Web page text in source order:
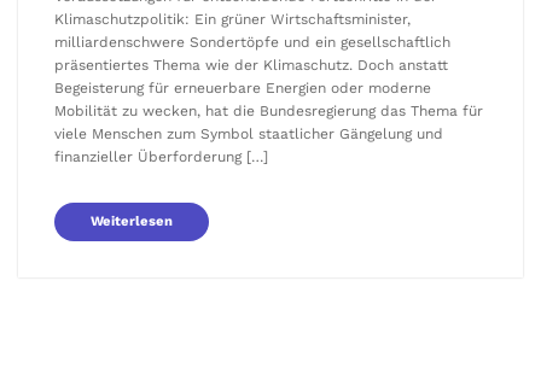
Klimaschutzpolitik: Ein grüner Wirtschaftsminister,
milliardenschwere Sondertöpfe und ein gesellschaftlich
präsentiertes Thema wie der Klimaschutz. Doch anstatt
Begeisterung für erneuerbare Energien oder moderne
Mobilität zu wecken, hat die Bundesregierung das Thema für
viele Menschen zum Symbol staatlicher Gängelung und
finanzieller Überforderung […]
Weiterlesen